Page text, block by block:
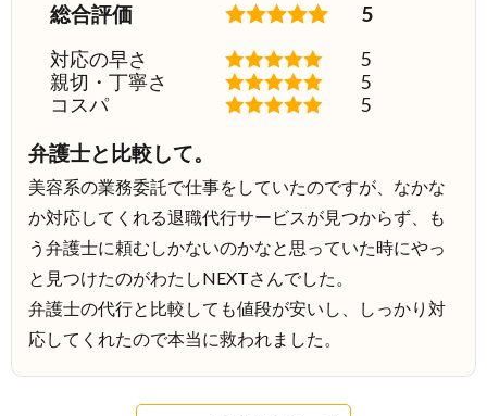
総合評価 5
対応の早さ
5
親切・丁寧さ
5
コスパ
5
弁護士と比較して。
美容系の業務委託で仕事をしていたのですが、なかな
か対応してくれる退職代行サービスが見つからず、も
う弁護士に頼むしかないのかなと思っていた時にやっ
と見つけたのがわたしNEXTさんでした。
弁護士の代行と比較しても値段が安いし、しっかり対
応してくれたので本当に救われました。